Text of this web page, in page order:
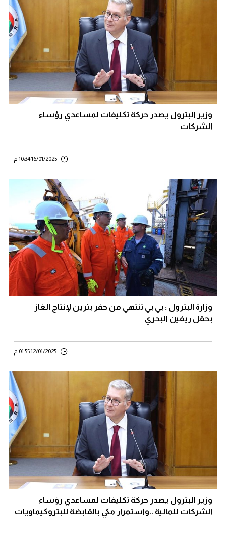
وزير البترول يصدر حركة تكليفات لمساعدي رؤساء
الشركات
16/01/2025 10:34 م
وزارة البترول : بي بي تنتهي من حفر بئرين لإنتاج الغاز
بحقل ريفين البحري
12/01/2025 01:55 م
وزير البترول يصدر حركة تكليفات لمساعدي رؤساء
الشركات للمالية ..واستمرار مكي بالقابضة للبتروكيماويات